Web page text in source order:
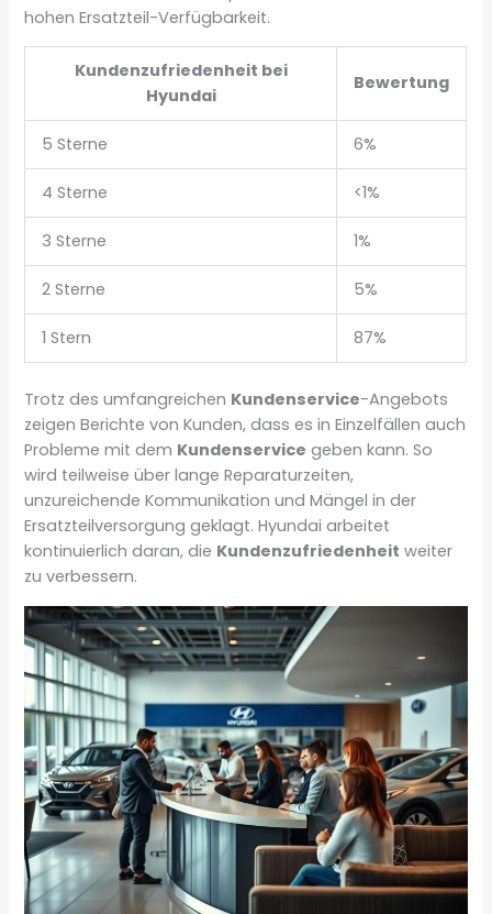
hohen Ersatzteil-Verfügbarkeit.
Kundenzufriedenheit bei
Hyundai
Bewertung
5 Sterne 6%
4 Sterne <1%
3 Sterne 1%
2 Sterne 5%
1 Stern 87%
Trotz des umfangreichen Kundenservice-Angebots
zeigen Berichte von Kunden, dass es in Einzelfällen auch
Probleme mit dem Kundenservice geben kann. So
wird teilweise über lange Reparaturzeiten,
unzureichende Kommunikation und Mängel in der
Ersatzteilversorgung geklagt. Hyundai arbeitet
kontinuierlich daran, die Kundenzufriedenheit weiter
zu verbessern.